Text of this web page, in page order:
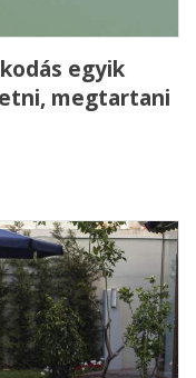
egyik
megtartani